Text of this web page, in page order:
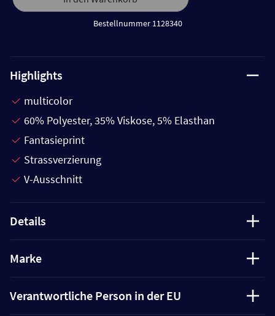
Bestellnummer 1128340
Highlights
multicolor
60% Polyester, 35% Viskose, 5% Elasthan
Fantasieprint
Strassverzierung
V-Ausschnitt
Details
Marke
Verantwortliche Person in der EU